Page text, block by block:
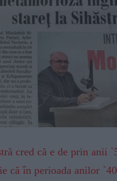
cred că e de prin anii
că în perioada anilor